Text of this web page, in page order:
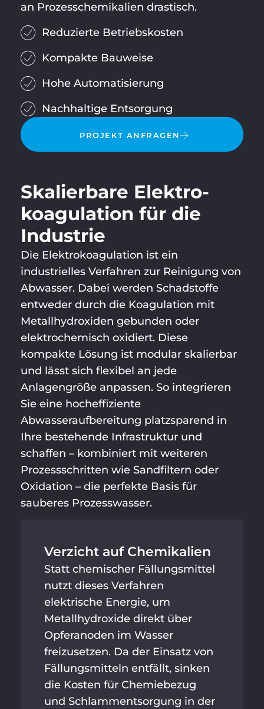
an Prozesschemikalien drastisch.
Reduzierte Betriebskosten
Kompakte Bauweise
Hohe Automatisierung
Nachhaltige Entsorgung
PROJEKT ANFRAGEN
Skalierbare Elektro­
koagulation für die
Industrie
Die Elektrokoagulation ist ein
industrielles Verfahren zur Reinigung von
Abwasser. Dabei werden Schadstoffe
entweder durch die Koagulation mit
Metallhydroxiden gebunden oder
elektrochemisch oxidiert. Diese
kompakte Lösung ist modular skalierbar
und lässt sich flexibel an jede
Anlagengröße anpassen. So integrieren
Sie eine hocheffiziente
Abwasseraufbereitung platzsparend in
Ihre bestehende Infrastruktur und
schaffen – kombiniert mit weiteren
Prozessschritten wie Sandfiltern oder
Oxidation – die perfekte Basis für
sauberes Prozesswasser.
Verzicht auf Chemikalien
Statt chemischer Fällungsmittel
nutzt dieses Verfahren
elektrische Energie, um
Metallhydroxide direkt über
Opferanoden im Wasser
freizusetzen. Da der Einsatz von
Fällungsmitteln entfällt, sinken
die Kosten für Chemiebezug
und Schlammentsorgung in der